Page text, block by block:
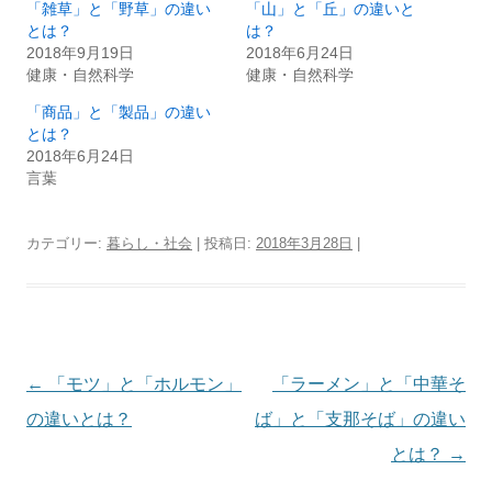
「雑草」と「野草」の違い
とは？
2018年9月19日
健康・自然科学
「山」と「丘」の違いと
は？
2018年6月24日
健康・自然科学
「商品」と「製品」の違い
とは？
2018年6月24日
言葉
カテゴリー: 暮らし・社会 | 投稿日: 2018年3月28日
投
稿
←
「モツ」と「ホルモン」
の違いとは？
「ラーメン」と「中華そ
ば」と「支那そば」の違い
とは？
→